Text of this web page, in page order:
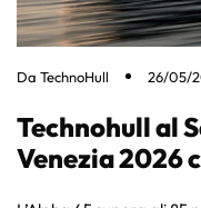
Da TechnoHull 26/05/
Technohull al
Venezia 2026